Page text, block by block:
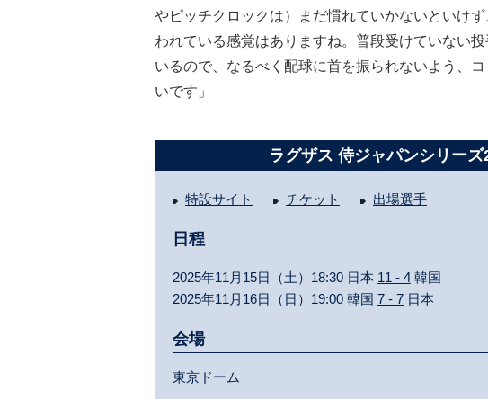
やピッチクロックは）まだ慣れていかないといけ
われている感覚はありますね。普段受けていない
いるので、なるべく配球に首を振られないよう、
いです」
ラグザス 侍ジャパンシリー
特設サイト チケット 出場選手
日程
2025年11月15日（土）18:30 日本 11 - 4 韓国
2025年11月16日（日）19:00 韓国 7 - 7 日本
会場
東京ドーム